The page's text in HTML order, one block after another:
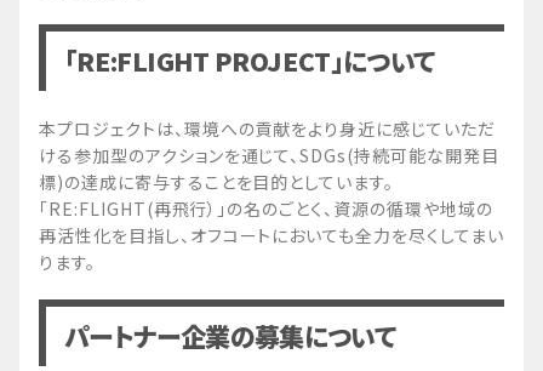
「RE:FLIGHT PROJECT」について
本プロジェクトは、環境への貢献をより身近に感じていただ
ける参加型のアクションを通じて、SDGs(持続可能な開発目
標)の達成に寄与することを目的としています。
「RE:FLIGHT(再飛行）」の名のごとく、資源の循環や地域の
再活性化を目指し、オフコートにおいても全力を尽くしてまい
ります。
パートナー企業の募集について